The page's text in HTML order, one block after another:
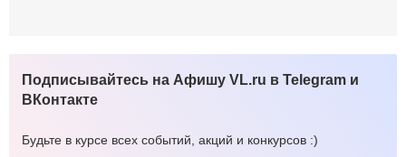
Подписывайтесь на Афишу VL.ru в Telegram и
ВКонтакте
Будьте в курсе всех событий, акций и конкурсов :)